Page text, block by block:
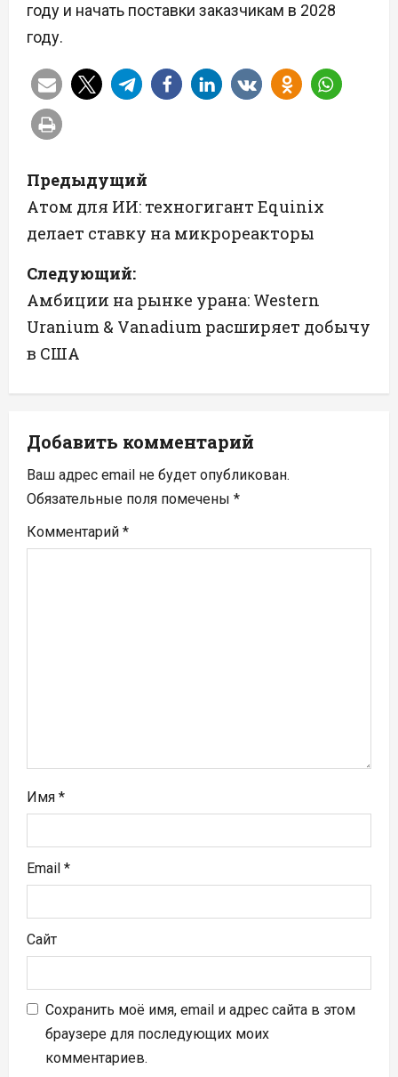
году и начать поставки заказчикам в 2028
году.
Н
а
в
и
г
а
ц
и
я
п
о
я
м
Предыдущий
Атом для ИИ: техногигант Equinix
делает ставку на микрореакторы
Следующий:
Амбиции на рынке урана: Western
Uranium & Vanadium расширяет добычу
в США
Добавить комментарий
Ваш адрес email не будет опубликован.
Обязательные поля помечены *
Комментарий *
Имя *
Email *
Сайт
Сохранить моё имя, email и адрес сайта в этом
браузере для последующих моих
комментариев.